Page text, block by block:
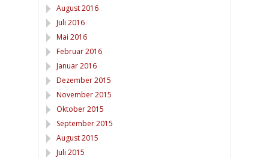
August 2016
Juli 2016
Mai 2016
Februar 2016
Januar 2016
Dezember 2015
November 2015
Oktober 2015
September 2015
August 2015
Juli 2015